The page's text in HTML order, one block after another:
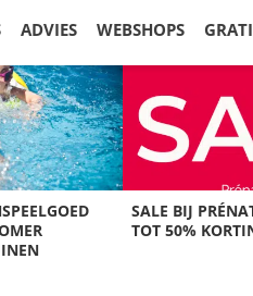
ADVIES WEBSHOPS
SALE BIJ
TOT 50%